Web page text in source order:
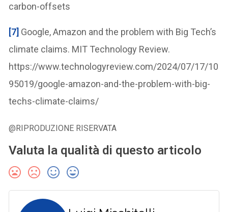
carbon-offsets
[7] Google, Amazon and the problem with Big Tech’s
climate claims. MIT Technology Review.
https://www.technologyreview.com/2024/07/17/10
95019/google-amazon-and-the-problem-with-big-
techs-climate-claims/
@RIPRODUZIONE RISERVATA
Valuta la qualità di questo articolo